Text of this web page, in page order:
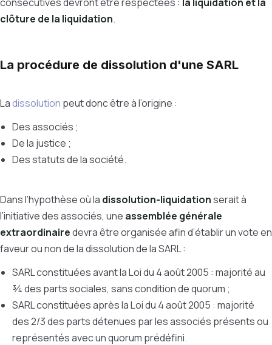
clôture de la liquidation.
La procédure de dissolution d'une SARL
Ladissolution peut donc être à l’origine :
Des associés ;
De la justice ;
Des statuts de la société.
Dans l’hypothèse où la dissolution-liquidationserait à
l’initiative des associés, une assemblée générale
extraordinairedevra être organisée afin d’établir un vote en
faveur ou non de la dissolution de la SARL :
SARL constituées avant la Loi du 4 août 2005 : majorité au
¾ des parts sociales, sans condition de quorum ;
SARL constituées après la Loi du 4 août 2005 : majorité
des 2/3 des parts détenues par les associés présents ou
représentés avec un quorum prédéfini.